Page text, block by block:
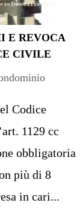
E REVOCA
CIVILE
Codice
1129 cc
obbligatoria
più di 8
in cari...